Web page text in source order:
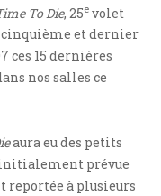
To Die, 25e volet
et dernier
ces 15 dernières
nos salles ce
aura eu des petits
prévue
reportée à plusieurs